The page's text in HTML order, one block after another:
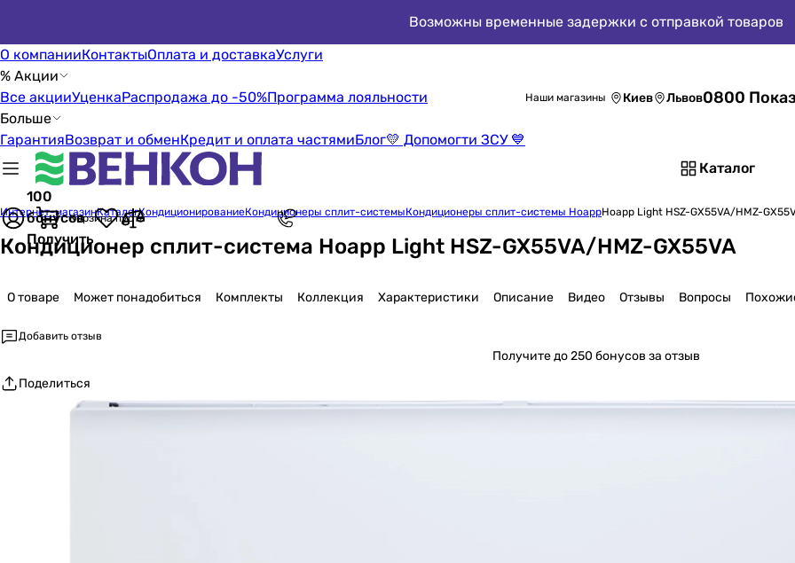
Возможны временные задержки с отправкой товаров
О компанииКонтактыОплата и доставкаУслуги
% Акции
Все акцииУценкаРаспродажа до -50%Программа лояльности
Больше
ГарантияВозврат и обменКредит и оплата частямиБлог💛 Допомогти ЗСУ 💙
Наши магазины Киев Львов0800
Каталог
100
бонусов
Получить
Корзина пуста
Интернет-магазинКаталогКондиционированиеКондиционеры сплит-системыКондиционеры сплит-системы HoappHoapp Light HSZ-GX55VA/HMZ-
Кондиционер сплит-система Hoapp Light HSZ-GX55VA/HMZ-GX55VA
О товаре Может понадобиться Комплекты Коллекция Характеристики Описание Видео Отзывы Вопросы
Добавить отзыв
Получитедо 250 бонусов за отзыв
Поделиться